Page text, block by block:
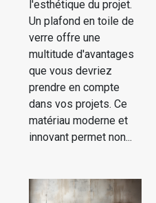
l'esthétique du projet.
Un plafond en toile de
verre offre une
multitude d'avantages
que vous devriez
prendre en compte
dans vos projets. Ce
matériau moderne et
innovant permet non...